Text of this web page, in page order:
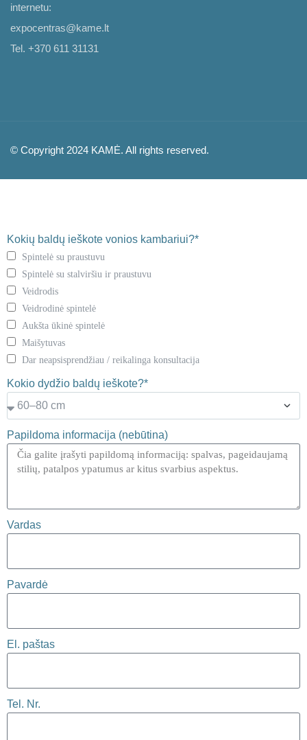
internetu:
expocentras@kame.lt
Tel. +370 611 31131
© Copyright 2024 KAMĖ. All rights reserved.
Kokių baldų ieškote vonios kambariui?*
Spintelė su praustuvu
Spintelė su stalviršiu ir praustuvu
Veidrodis
Veidrodinė spintelė
Aukšta ūkinė spintelė
Maišytuvas
Dar neapsisprendžiau / reikalinga konsultacija
Kokio dydžio baldų ieškote?*
Papildoma informacija (nebūtina)
Vardas
Pavardė
El. paštas
Tel. Nr.